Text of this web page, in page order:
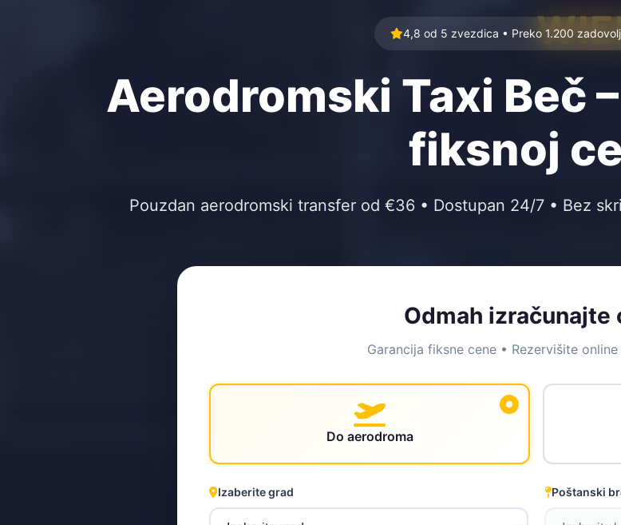
STEYR
4,8 od 5 zvezdica • Preko 1.200
Aerodromski Taxi Beč
fiksnoj
Pouzdan aerodromski transfer od €36 • Dostupan 24/7 • Bez
Odmah izračunajte
Garancija fiksne cene • Rezervišite
Do aerodroma
Izaberite grad Poštanski